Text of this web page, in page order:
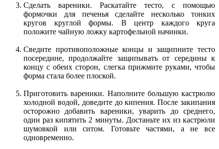
Сделать вареники. Раскатайте тесто, с помощью
формочки для печенья сделайте несколько тонких
кругов круглой формы. В центр каждого круга
положите чайную ложку картофельной начинки.
Сведите противоположные концы и защипните тесто
посередине, продолжайте защипывать от середины к
концу с обеих сторон, слегка прижмите руками, чтобы
форма стала более плоской.
Приготовить вареники. Наполните большую кастрюлю
холодной водой, доведите до кипения. После закипания
осторожно добавить вареники, уварить до среднего,
один раз кипятить 2 минуты. Достаньте их из кастрюли
шумовкой или ситом. Готовьте частями, а не все
одновременно.